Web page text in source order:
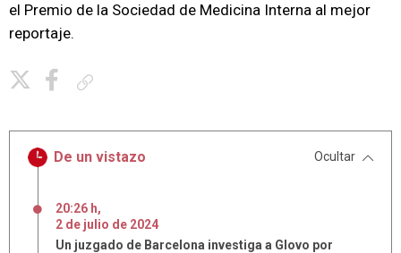
el Premio de la Sociedad de Medicina Interna al mejor
reportaje.
De un vistazo Ocultar
20:26 h,
2 de julio de 2024
Un juzgado de Barcelona investiga a Glovo por